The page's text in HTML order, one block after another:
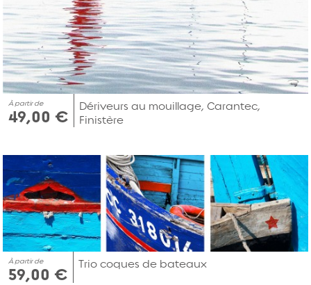
À partir de
49,00 €
Dériveurs au mouillage, Carantec,
Finistère
À partir de
59,00 €
Trio coques de bateaux